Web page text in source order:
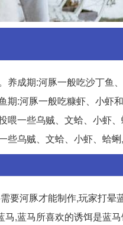
养成期:河豚一般吃沙丁鱼
期:河豚一般吃糠虾、小虾
一些乌贼、文蛤、小虾
乌贼、文蛤、小虾、蛤蜊
要河豚才能制作,玩家打
,蓝马所喜欢的诱饵是蓝